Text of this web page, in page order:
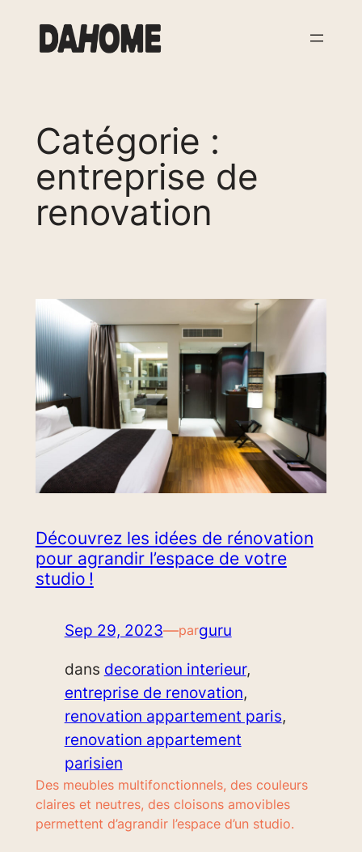
Catégorie :
entreprise de
renovation
Découvrez les idées de rénovation
pour agrandir l’espace de votre
studio !
Sep 29, 2023—parguru
dans decoration interieur
entreprise de renovation
renovation appartement paris
renovation appartement
parisien
Des meubles multifonctionnels, des couleurs
claires et neutres, des cloisons amovibles
permettent d’agrandir l’espace d’un studio.